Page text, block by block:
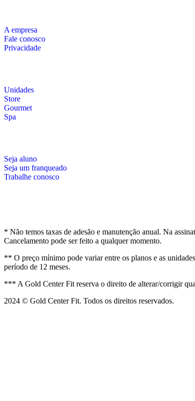
A empresa
Fale conosco
Privacidade
Unidades
Store
Gourmet
Spa
Seja aluno
Seja um franqueado
Trabalhe conosco
* Não temos taxas de adesão e manutenção anual. Na
Cancelamento pode ser feito a qualquer momento.
** O preço mínimo pode variar entre os planos e as
período de 12 meses.
*** A Gold Center Fit reserva o direito de alterar/corrigir
2024 © Gold Center Fit. Todos os direitos reservados.